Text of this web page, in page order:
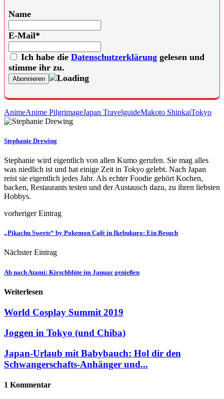
Name
E-Mail*
Ich habe die Datenschutzerklärung gelesen und
stimme ihr zu.
AnimeAnime PilgrimageJapan TravelguideMakoto ShinkaiTokyo
Stephanie Drewing
Stephanie wird eigentlich von allen Kumo gerufen. Sie mag alles
was niedlich ist und hat einige Zeit in Tokyo gelebt. Nach Japan
reist sie eigentlich jedes Jahr. Als echter Foodie gehört Kochen,
backen, Restaurants testen und der Austausch dazu, zu ihren liebsten
Hobbys.
vorheriger Eintrag
„Pikachu Sweets“ by Pokemon Café in Ikebukuro: Ein Besuch
Nächster Eintrag
Ab nach Atami: Kirschblüte im Januar genießen
Weiterlesen
World Cosplay Summit 2019
Joggen in Tokyo (und Chiba)
Japan-Urlaub mit Babybauch: Hol dir den
Schwangerschafts-Anhänger und...
1 Kommentar